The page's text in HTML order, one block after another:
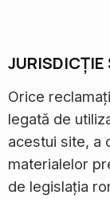
Orice
legată de
acestui site, a
materialelor
de legislația